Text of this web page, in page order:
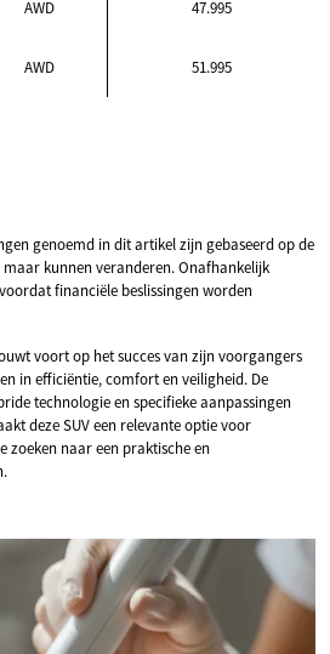
AWD 47.995
AWD 51.995
genoemd in dit artikel zijn gebaseerd op de
kunnen veranderen. Onafhankelijk
financiële beslissingen worden
voort op het succes van zijn voorgangers
in efficiëntie, comfort en veiligheid. De
technologie en specifieke aanpassingen
deze SUV een relevante optie voor
zoeken naar een praktische en